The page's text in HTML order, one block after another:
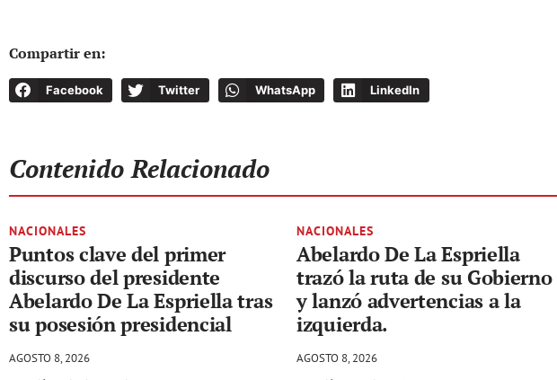
Compartir en:
Facebook Twitter WhatsApp LinkedIn
Contenido Relacionado
NACIONALES
Puntos clave del primer
discurso del presidente
Abelardo De La Espriella tras
su posesión presidencial
AGOSTO 8, 2026
NACIONALES
Abelardo De La Espriella
trazó la ruta de su Gobierno
y lanzó advertencias a la
izquierda.
AGOSTO 8, 2026